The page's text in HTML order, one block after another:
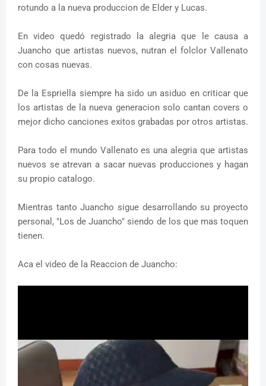
rotundo a la nueva produccion de Elder y Lucas.
En video quedó registrado la alegria que le causa a
Juancho que artistas nuevos, nutran el folclor Vallenato
con cosas nuevas.
De la Espriella siempre ha sido un asiduo en criticar que
los artistas de la nueva generacion solo cantan covers o
mejor dicho canciones exitos grabadas por otros artistas.
Para todo el mundo Vallenato es una alegria que artistas
nuevos se atrevan a sacar nuevas producciones y hagan
su propio catalogo.
Mientras tanto Juancho sigue desarrollando su proyecto
personal, "Los de Juancho" siendo de los que mas toquen
tienen.
Aca el video de la Reaccion de Juancho: